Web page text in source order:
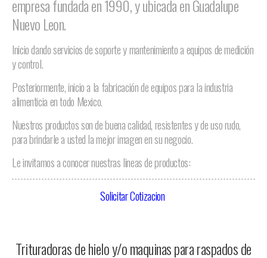
empresa fundada en 1990, y ubicada en Guadalupe
Nuevo Leon.
Inicio dando servicios de soporte y mantenimiento a equipos de medición
y control.
Posteriormente, inicio a la fabricación de equipos para la industria
alimenticia en todo Mexico.
Nuestros productos son de buena calidad, resistentes y de uso rudo,
para brindarle a usted la mejor imagen en su negocio.
Le invitamos a conocer nuestras lineas de productos:
Solicitar Cotizacion
Trituradoras de hielo y/o maquinas para raspados de